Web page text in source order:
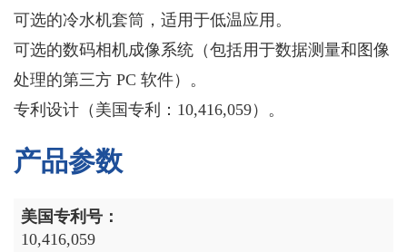
可选的冷水机套筒，适用于低温应用。
可选的数码相机成像系统（包括用于数据测量和图像
处理的第三方 PC 软件）。
专利设计（美国专利：10,416,059）。
产品参数
美国专利号：
10,416,059